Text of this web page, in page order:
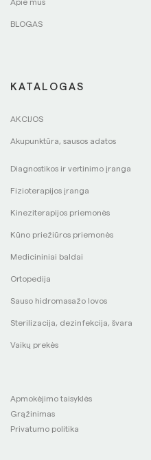
Apie mus
BLOGAS
KATALOGAS
AKCIJOS
Akupunktūra, sausos adatos
Diagnostikos ir vertinimo įranga
Fizioterapijos įranga
Kineziterapijos priemonės
Kūno priežiūros priemonės
Medicininiai baldai
Ortopedija
Sauso hidromasažo lovos
Sterilizacija, dezinfekcija, švara
Vaikų prekės
Apmokėjimo taisyklės
Grąžinimas
Privatumo politika